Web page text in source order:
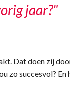
jaar?"
Dat doen zij
zo succesvol?